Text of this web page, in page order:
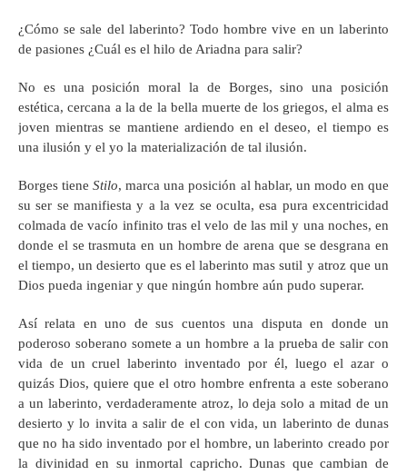
¿Cómo se sale del laberinto? Todo hombre vive en un laberinto
de pasiones ¿Cuál es el hilo de Ariadna para salir?
No es una posición moral la de Borges, sino una posición
estética, cercana a la de la bella muerte de los griegos, el alma es
joven mientras se mantiene ardiendo en el deseo, el tiempo es
una ilusión y el yo la materialización de tal ilusión.
Borges tieneStilo, marca una posición al hablar, un modo en que
su ser se manifiesta y a la vez se oculta, esa pura excentricidad
colmada de vacío infinito tras el velo de las mil y una noches, en
donde el se trasmuta en un hombre de arena que se desgrana en
el tiempo, un desierto que es el laberinto mas sutil y atroz que un
Dios pueda ingeniar y que ningún hombre aún pudo superar.
Así relata en uno de sus cuentos una disputa en donde un
poderoso soberano somete a un hombre a la prueba de salir con
vida de un cruel laberinto inventado por él, luego el azar o
quizás Dios, quiere que el otro hombre enfrenta a este soberano
a un laberinto, verdaderamente atroz, lo deja solo a mitad de un
desierto y lo invita a salir de el con vida, un laberinto de dunas
que no ha sido inventado por el hombre, un laberinto creado por
la divinidad en su inmortal capricho. Dunas que cambian de